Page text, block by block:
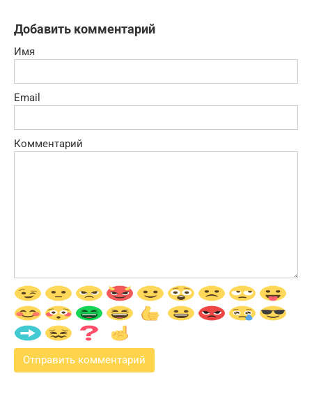
Добавить комментарий
Имя
Email
Комментарий